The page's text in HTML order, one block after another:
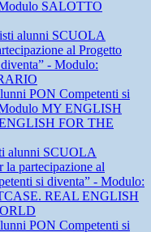
SALOTTO
alunni SCUOLA
al Progetto
- Modulo:
PON Competenti si
MY ENGLISH
FOR THE
alunni SCUOLA
partecipazione al
si diventa” - Modulo:
REAL ENGLISH
PON Competenti si